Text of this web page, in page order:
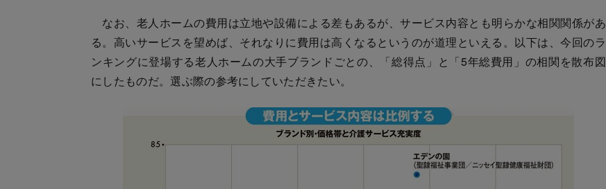
なお、老人ホームの費用は立地や設備による差もあるが、サービス内容とも明らかな相関関係があ
る。高いサービスを望めば、それなりに費用は高くなるというのが道理といえる。以下は、今回のラ
ンキングに登場する老人ホームの大手ブランドごとの、「総得点」と「5年総費用」の相関を散布図
にしたものだ。選ぶ際の参考にしていただきたい。